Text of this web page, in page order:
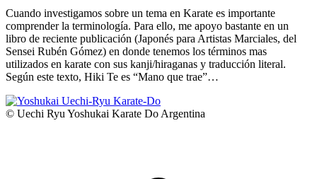
Cuando investigamos sobre un tema en Karate es importante
comprender la terminología. Para ello, me apoyo bastante en un
libro de reciente publicación (Japonés para Artistas Marciales, del
Sensei Rubén Gómez) en donde tenemos los términos mas
utilizados en karate con sus kanji/hiraganas y traducción literal.
Según este texto, Hiki Te es “Mano que trae”…
© Uechi Ryu Yoshukai Karate Do Argentina